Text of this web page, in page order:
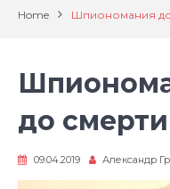
Home Шпиономания
до смерти
09.04.2019 Александр